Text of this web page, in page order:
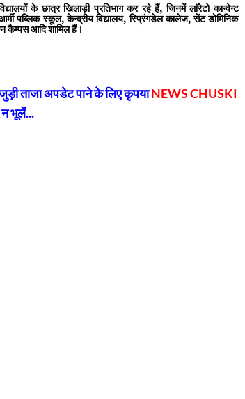
के छात्र खिलाड़ी प्रतिभाग कर रहे हैं, जिनमें लाॅरेटो कान्वेन्ट
पब्लिक स्कूल, केन्द्रीय विद्यालय, स्प्रिंगडेल कालेज, सेंट डोमिनिक
कैम्पस आदि शामिल हैं।
ताजा अपडेट पाने के लिए कृपयाNEWS CHUSKI
भूलें...